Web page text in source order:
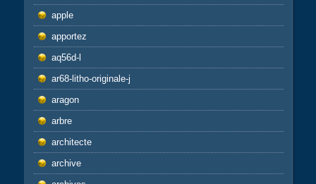
apple
apportez
aq56d-l
ar68-litho-originale-j
aragon
arbre
architecte
archive